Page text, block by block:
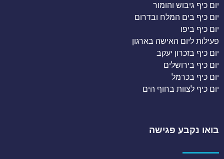
יום כיף גיבוש והומור
יום כיף בים המלח ובדרום
יום כיף ביפו
פעילות ליום האישה בארגון
יום כיף בזכרון יעקב
יום כיף בירושלים
יום כיף בכרמל
יום כיף לצוות בחוף הים
בואו נקבע פגישה